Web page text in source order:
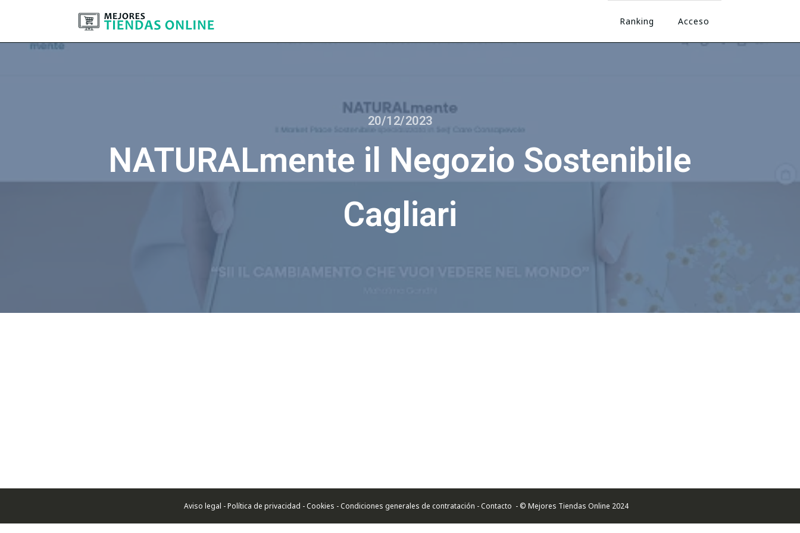
Ranking Acceso
20/12/2023
NATURALmente il Negozio Sostenibile
Cagliari
Aviso legal - Política de privacidad - Cookies - Condiciones generales de contratación -Contacto - © Mejores Tiendas Online 2024